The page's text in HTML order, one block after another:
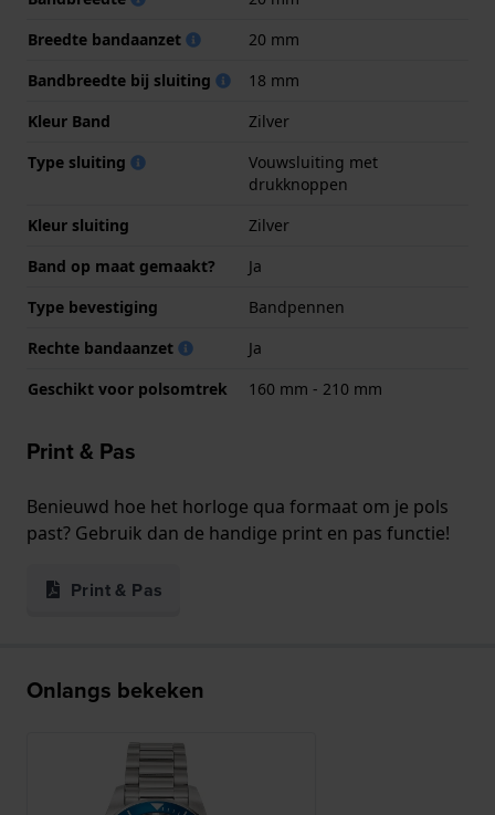
Breedte bandaanzet
20 mm
Bandbreedte bij sluiting
18 mm
Kleur Band
Zilver
Type sluiting
Vouwsluiting met
drukknoppen
Kleur sluiting
Zilver
Band op maat gemaakt?
Ja
Type bevestiging
Bandpennen
Rechte bandaanzet
Ja
Geschikt voor polsomtrek
160 mm - 210 mm
Print & Pas
Benieuwd hoe het horloge qua formaat om je pols
past? Gebruik dan de handige print en pas functie!
Print & Pas
Onlangs bekeken